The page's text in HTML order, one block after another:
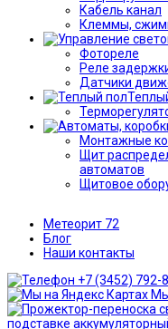
Кабель канал
Клеммы,
Фотореле
Реле
Датчики
Монтажные
Щит
автоматов
Щитовое
Метеорит 72
Блог
Наши контакты
+7 (3452) 792-